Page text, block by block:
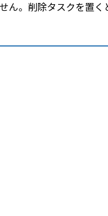
ん。削除タスクを置く